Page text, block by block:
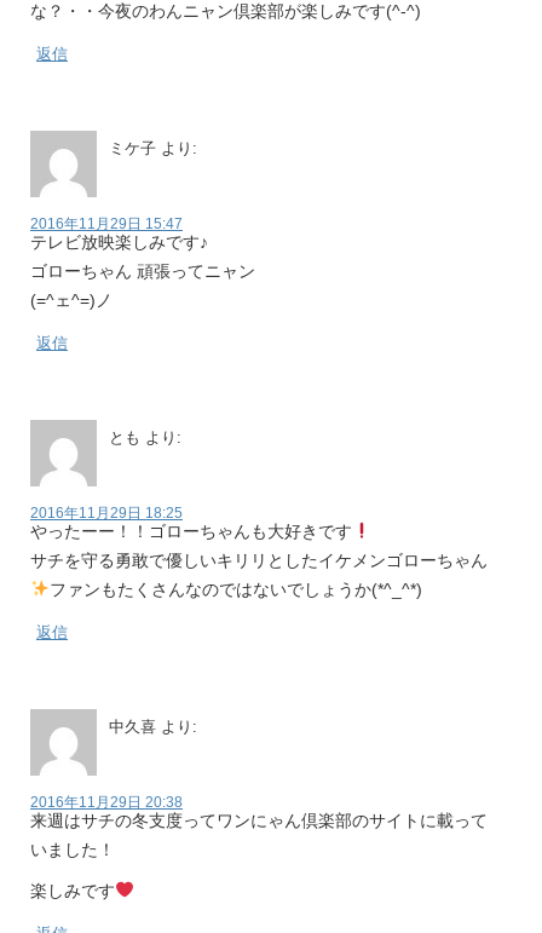
な？・・今夜のわんニャン倶楽部が楽しみです(^-^)
返信
ミケ子 より:
2016年11月29日 15:47
テレビ放映楽しみです♪
ゴローちゃん 頑張ってニャン
(=^ェ^=)ノ
返信
とも より:
2016年11月29日 18:25
やったーー！！ゴローちゃんも大好きです
サチを守る勇敢で優しいキリリとしたイケメンゴローちゃん
ファンもたくさんなのではないでしょうか(*^_^*)
返信
中久喜 より:
2016年11月29日 20:38
来週はサチの冬支度ってワンにゃん倶楽部のサイトに載って
いました！
楽しみです